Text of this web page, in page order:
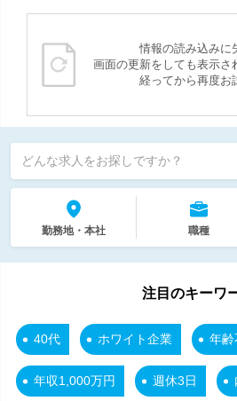
情報の読み込みに
画面の更新をしても表示さ
経ってから再度お
どんな求人をお探しですか？
勤務地・本社 職種
注目のキーワ
40代 ホワイト企業 年齢
年収1,000万円 週休3日